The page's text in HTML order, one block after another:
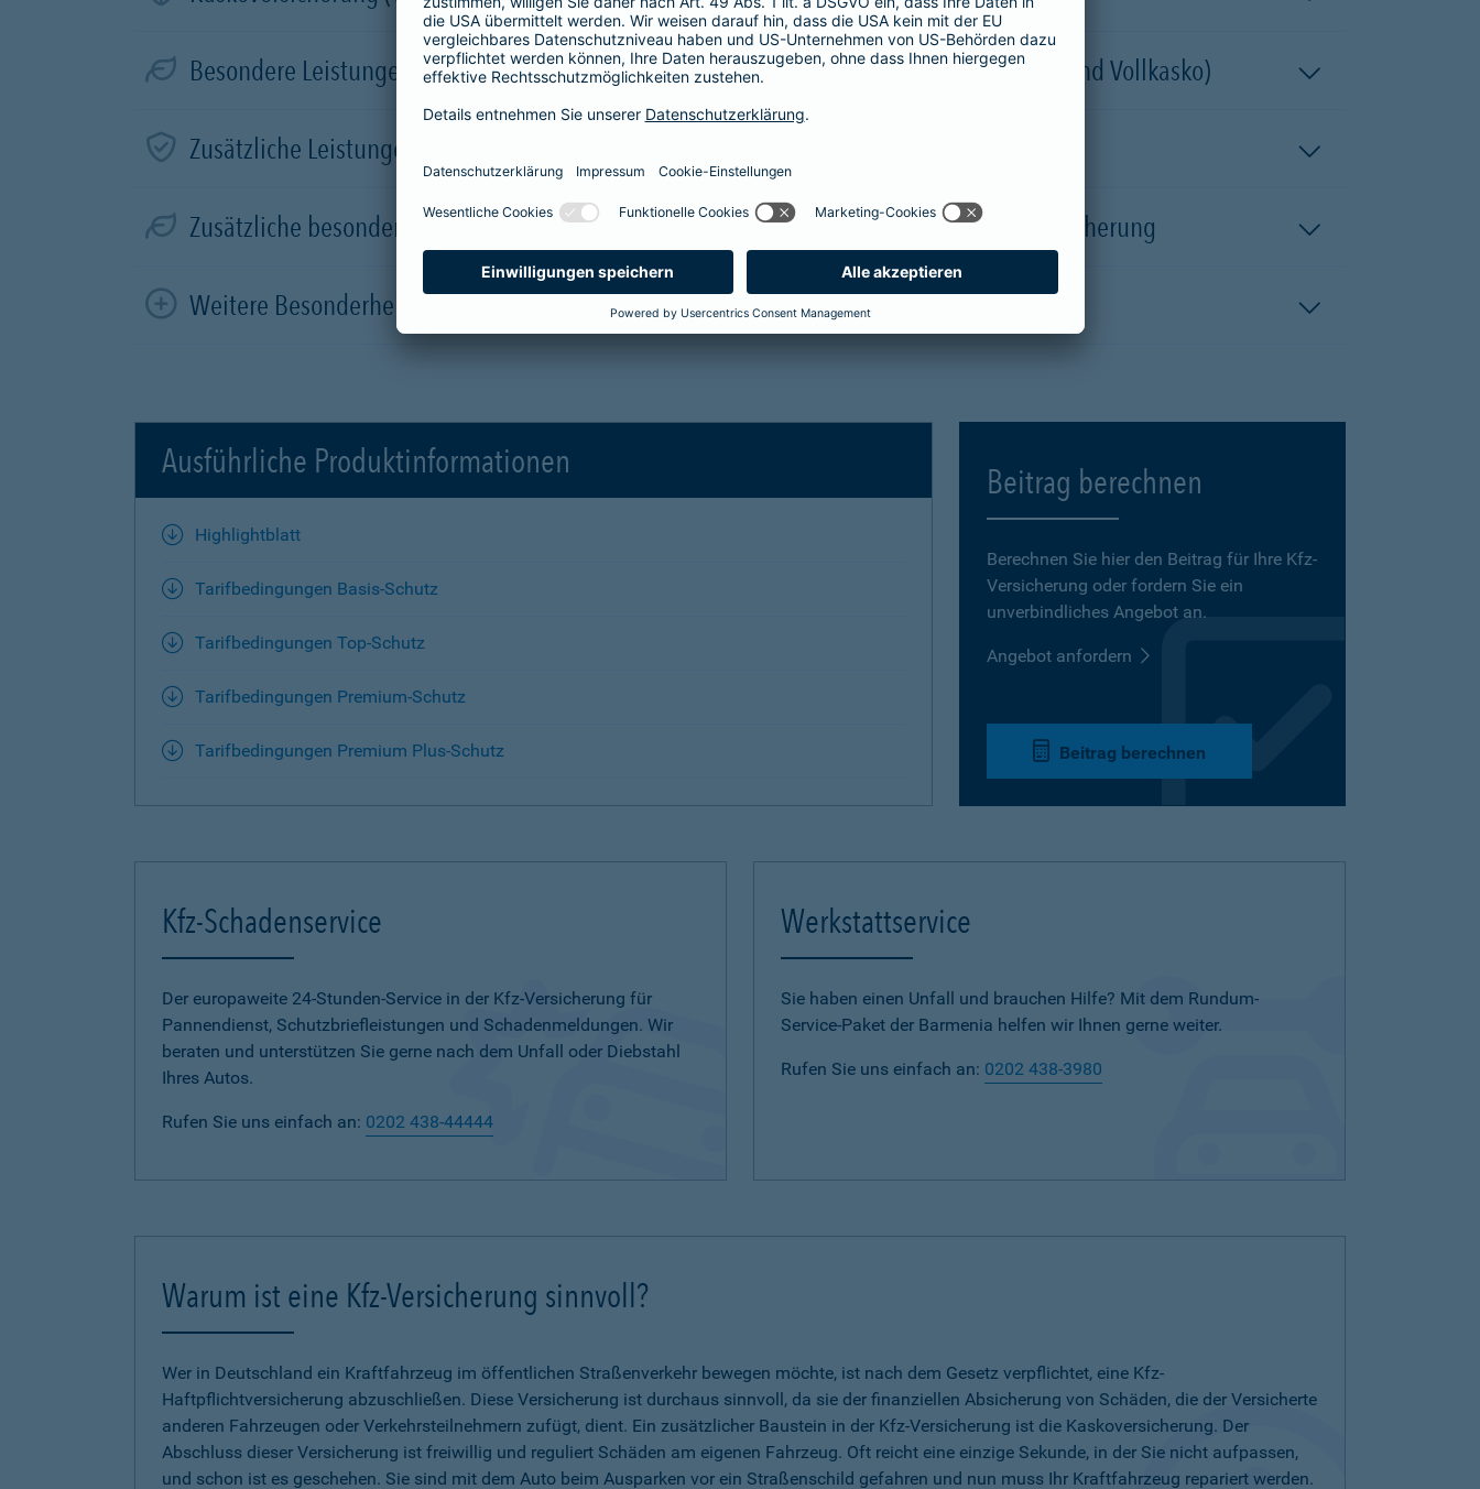
Besondere Leistungen für Elektro- und Hybridfahrzeuge in der Kaskoversicherung (Teil- und Vollkasko)
Zusätzliche Leistungen in der Vollkaskoversicherung
Zusätzliche besondere Leistungen für Elektro- und Hybridfahrzeuge in der Vollkaskoversicherung
Weitere Besonderheiten
Ausführliche Produktinformationen
Highlightblatt
Tarifbedingungen Basis-Schutz
Tarifbedingungen Top-Schutz
Tarifbedingungen Premium-Schutz
Tarifbedingungen Premium Plus-Schutz
Beitrag berechnen
Berechnen Sie hier den Beitrag für Ihre Kfz-
Versicherung oder fordern Sie ein
unverbindliches Angebot an.
Angebot anfordern
Beitrag berechnen
Kfz-Schadenservice
Der europaweite 24-Stunden-Service in der Kfz-Versicherung für
Pannendienst, Schutzbriefleistungen und Schadenmeldungen. Wir
beraten und unterstützen Sie gerne nach dem Unfall oder Diebstahl
Ihres Autos.
Rufen Sie uns einfach an: 0202 438-44444
Werkstattservice
Sie haben einen Unfall und brauchen Hilfe? Mit dem Rundum-
Service-Paket der Barmenia helfen wir Ihnen gerne weiter.
Rufen Sie uns einfach an: 0202 438-3980
Warum ist eine Kfz-Versicherung sinnvoll?
Wer in Deutschland ein Kraftfahrzeug im öffentlichen Straßenverkehr bewegen möchte, ist nach dem Gesetz verpflichtet, eine Kfz-
Haftpflichtversicherung abzuschließen. Diese Versicherung ist durchaus sinnvoll, da sie der finanziellen Absicherung von Schäden, die der Versicherte
anderen Fahrzeugen oder Verkehrsteilnehmern zufügt, dient. Ein zusätzlicher Baustein in der Kfz-Versicherung ist die Kaskoversicherung. Der
Abschluss dieser Versicherung ist freiwillig und reguliert Schäden am eigenen Fahrzeug. Oft reicht eine einzige Sekunde, in der Sie nicht aufpassen,
und schon ist es geschehen. Sie sind mit dem Auto beim Ausparken vor ein Straßenschild gefahren und nun muss Ihr Kraftfahrzeug repariert werden.